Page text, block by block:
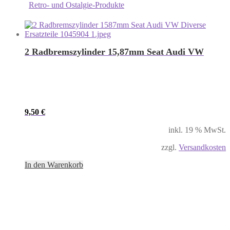
Retro- und Ostalgie-Produkte
2 Radbremszylinder 15,87mm Seat Audi VW
9,50 €
inkl. 19 % MwSt.
zzgl. Versandkosten
In den Warenkorb